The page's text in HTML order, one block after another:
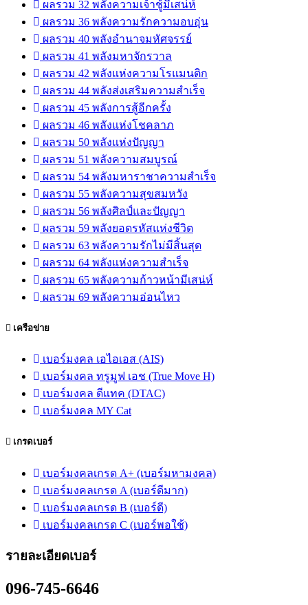
ผลรวม 32 พลังความเจ้าชู้มีเสน่ห์
ผลรวม 36 พลังความรักความอบอุ่น
ผลรวม 40 พลังอำนาจมหัศจรรย์
ผลรวม 41 พลังมหาจักรวาล
ผลรวม 42 พลังแห่งความโรแมนติก
ผลรวม 44 พลังส่งเสริมความสำเร็จ
ผลรวม 45 พลังการสู้อีกครั้ง
ผลรวม 46 พลังแห่งโชคลาภ
ผลรวม 50 พลังแห่งปัญญา
ผลรวม 51 พลังความสมบูรณ์
ผลรวม 54 พลังมหาราชาความสำเร็จ
ผลรวม 55 พลังความสุขสมหวัง
ผลรวม 56 พลังศิลป์และปัญญา
ผลรวม 59 พลังยอดรหัสแห่งชีวิต
ผลรวม 63 พลังความรักไม่มีสิ้นสุด
ผลรวม 64 พลังแห่งความสำเร็จ
ผลรวม 65 พลังความก้าวหน้ามีเสน่ห์
ผลรวม 69 พลังความอ่อนไหว
เครือข่าย
เบอร์มงคล เอไอเอส (AIS)
เบอร์มงคล ทรูมูฟ เอช (True Move H)
เบอร์มงคล ดีแทค (DTAC)
เบอร์มงคล MY Cat
เกรดเบอร์
เบอร์มงคลเกรด A+ (เบอร์มหามงคล)
เบอร์มงคลเกรด A (เบอร์ดีมาก)
เบอร์มงคลเกรด B (เบอร์ดี)
เบอร์มงคลเกรด C (เบอร์พอใช้)
รายละเอียดเบอร์
096-745-6646